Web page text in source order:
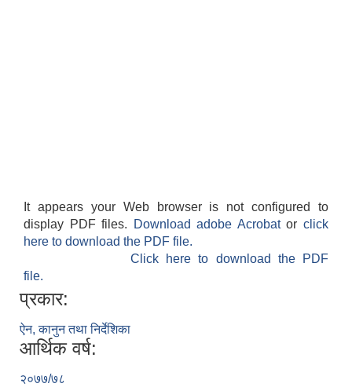
It appears your Web browser is not configured to
display PDF files.
Download adobe Acrobatorclick
here to download the PDF file.
Click here to download the PDF
file.
प्रकार:
ऐन, कानुन तथा निर्देशिका
आर्थिक वर्ष:
२०७७/७८